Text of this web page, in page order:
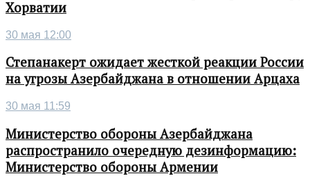
Хорватии
30 мая 12:00
Степанакерт ожидает жесткой реакции России
на угрозы Азербайджана в отношении Арцаха
30 мая 11:59
Министерство обороны Азербайджана
распространило очередную дезинформацию:
Министерство обороны Армении